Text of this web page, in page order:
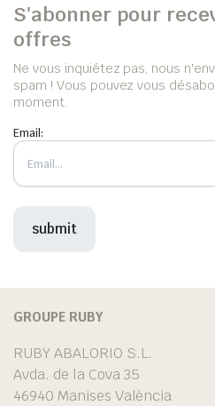
S'abonner pour
offres
Ne vous inquiétez pas, nous
spam ! Vous pouvez vous
moment.
Email:
GROUPE RUBY
RUBY ABALORIO S.L.
Avda. de la Cova 35
46940 Manises València